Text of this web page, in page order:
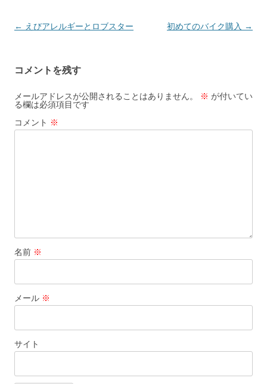
投
ビ
ゲ
ー
シ
← えびアレルギーとロブスター 初めてのバイク購入 →
コメントを残す
メールアドレスが公開されることはありません。 ※ が付いてい
る欄は必須項目です
コメント ※
名前 ※
メール ※
サイト